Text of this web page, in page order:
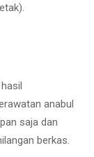
anabul
saja dan
berkas.